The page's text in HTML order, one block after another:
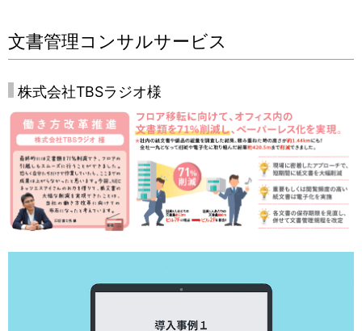
文書管理コンサルサービス
株式会社TBSラジオ様